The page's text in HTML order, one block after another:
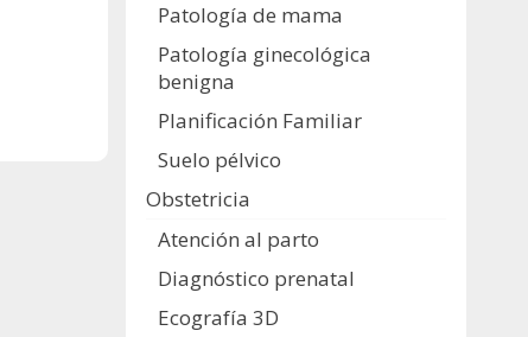
Patología de mama
Patología ginecológica
benigna
Planificación Familiar
Suelo pélvico
Obstetricia
Atención al parto
Diagnóstico prenatal
Ecografía 3D